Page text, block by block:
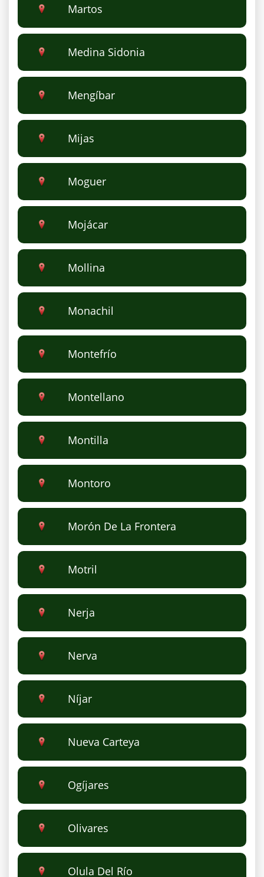
Martos
Medina Sidonia
Mengíbar
Mijas
Moguer
Mojácar
Mollina
Monachil
Montefrío
Montellano
Montilla
Montoro
Morón De La Frontera
Motril
Nerja
Nerva
Níjar
Nueva Carteya
Ogíjares
Olivares
Olula Del Río